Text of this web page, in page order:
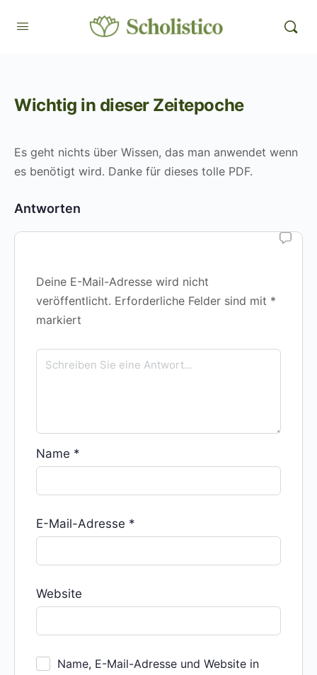
Wichtig in dieser Zeitepoche
Es geht nichts über Wissen, das man anwendet wenn
es benötigt wird. Danke für dieses tolle PDF.
Antworten
Deine E-Mail-Adresse wird nicht
veröffentlicht. Erforderliche Felder sind mit *
markiert
Name *
E-Mail-Adresse *
Website
Name, E-Mail-Adresse und Website in